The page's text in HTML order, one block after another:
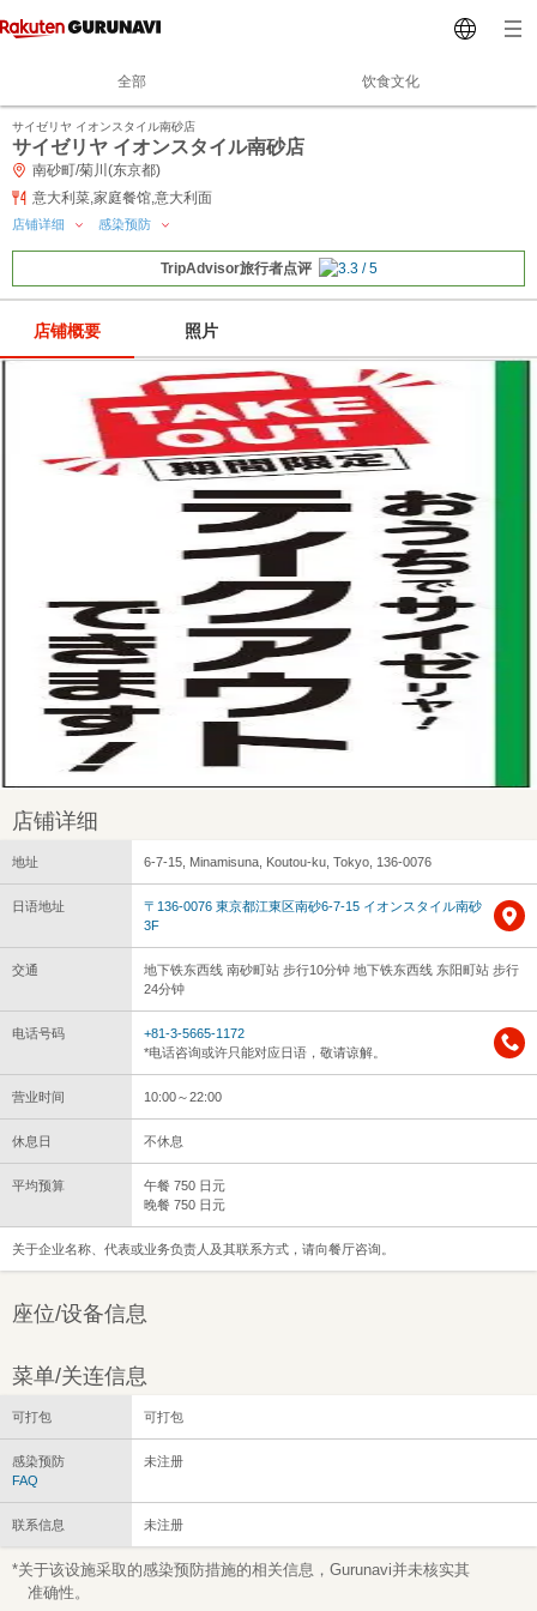
全部 饮食文化
サイゼリヤ イオンスタイル南砂店
サイゼリヤ イオンスタイル南砂店
南砂町/菊川(东京都)
意大利菜,家庭餐馆,意大利面
店铺详细 感染预防
TripAdvisor旅行者点评
店铺概要 照片
店铺详细
地址 6-7-15, Minamisuna, Koutou-ku, Tokyo, 136-0076
日语地址
〒136-0076 東京都江東区南砂6-7-15 イオンスタイル南砂
3F
交通
地下铁东西线 南砂町站 步行10分钟 地下铁东西线 东阳町站 步行
24分钟
电话号码
+81-3-5665-1172
*电话咨询或许只能对应日语，敬请谅解。
营业时间 10:00～22:00
休息日 不休息
平均预算
午餐 750 日元
晚餐 750 日元
关于企业名称、代表或业务负责人及其联系方式，请向餐厅咨询。
座位/设备信息
菜单/关连信息
可打包 可打包
感染预防
FAQ
未注册
联系信息 未注册
*关于该设施采取的感染预防措施的相关信息，Gurunavi并未核实其
准确性。